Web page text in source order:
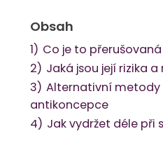
Obsah
1) Co je to přerušovaná
2) Jaká jsou její rizika
3) Alternativní
antikoncepce
4) Jak vydržet déle při